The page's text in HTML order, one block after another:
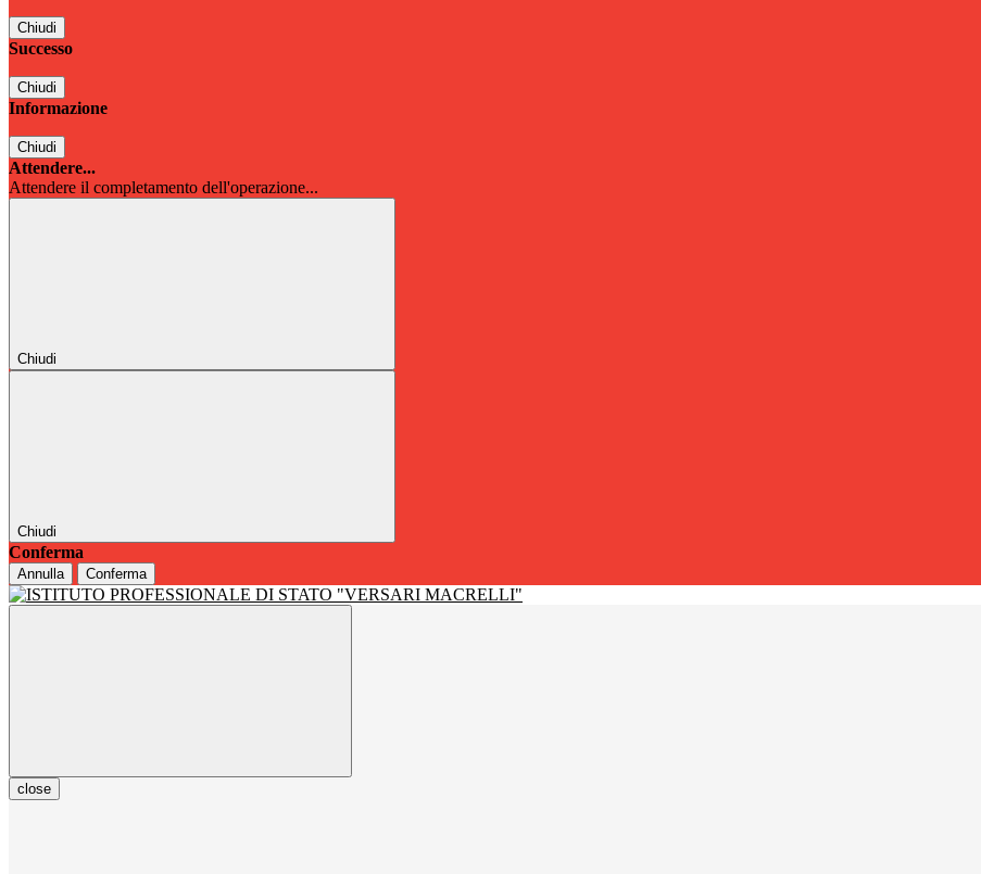
Chiudi
Successo
Chiudi
Informazione
Chiudi
Attendere...
Attendere il completamento dell'operazione...
Chiudi
Chiudi
Conferma
Annulla Conferma
close